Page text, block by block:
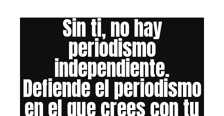
Sin ti, no hay
periodismo
independiente.
Defiende el periodismo
en el que crees con tu